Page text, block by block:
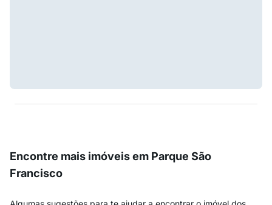
Encontre mais imóveis em Parque São
Francisco